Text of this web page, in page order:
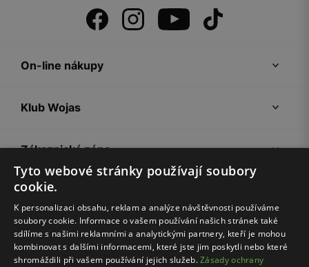
On-line nákupy
Klub Wojas
Zákaznická zóna
Společnost Wojas
Rady
Tyto webové stránky používají soubory
cookie.
K personalizaci obsahu, reklam a analýze návštěvnosti používáme
soubory cookie. Informace o vašem používání našich stránek také
sdílíme s našimi reklamními a analytickými partnery, kteří je mohou
kombinovat s dalšími informacemi, které jste jim poskytli nebo které
shromáždili při vašem používání jejich služeb.Zásady ochrany